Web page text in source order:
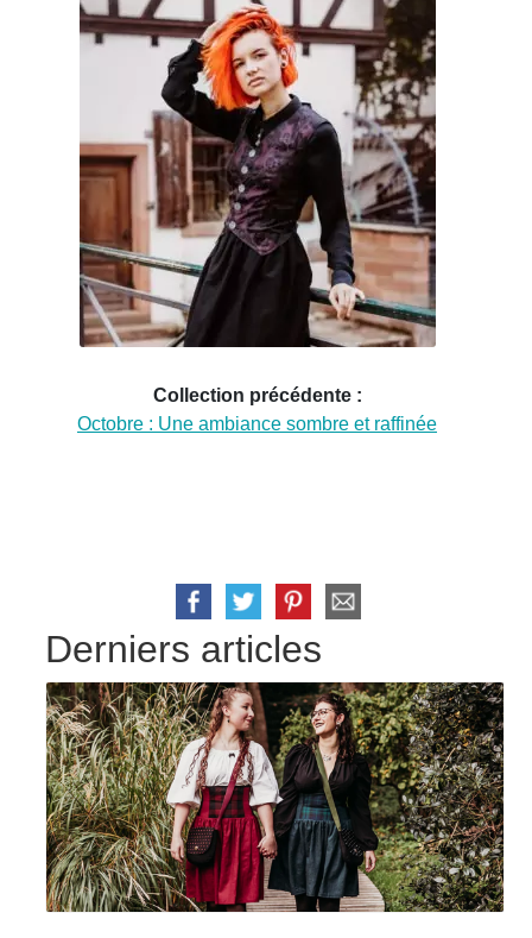
Collection précédente :
Octobre : Une ambiance sombre et raffinée
Derniers articles